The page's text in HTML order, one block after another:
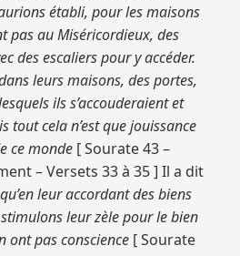
établi, pour les maisons
pas au Miséricordieux, des
des escaliers pour y accéder.
leurs maisons, des portes,
ils s’accouderaient et
tout cela n’est que jouissance
ce monde [ Sourate 43 –
– Versets 33 à 35 ] Il a dit
leur accordant des biens
leur zèle pour le bien
ont pas conscience [ Sourate